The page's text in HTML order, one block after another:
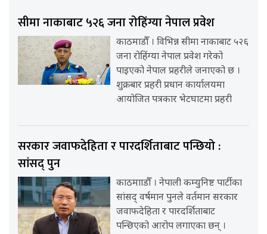
सीमा नाकाबाट ५२६ जना रोहिंग्या नेपाल प्रवेश
काठमाडौँ । विभिन्न सीमा नाकाबाट ५२६
जना रोहिंग्या नेपाल प्रवेश गरेको
पाइएको नेपाल प्रहरीले जनाएको छ ।
शुक्रबार प्रहरी प्रधान कार्यालयमा
आयोजित पत्रकार भेटघाटमा प्रहरी
सरकार जवाफदेहिता र पारदर्शिताबाट पन्छियो :
सांसद् पुन
काठमााडौँ । नेपाली कम्युनिष्ट पार्टीका
सांसद् वर्षमान पुनले वर्तमान सरकार
जवाफदेहिता र पारदर्शिताबाट
पन्छिएको आरोप लगाएका छन् ।